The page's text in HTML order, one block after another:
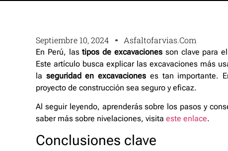
Septiembre 10, 2024 Asfaltofarvias.com
En Perú, lastipos de excavaciones son clave para
Este artículo busca explicar las excavaciones más
la seguridad en excavaciones es tan importante.
proyecto de construcción sea seguro y eficaz.
Al seguir leyendo, aprenderás sobre los pasos y
saber más sobre nivelaciones, visita este enlace.
Conclusiones clave